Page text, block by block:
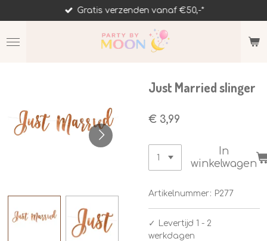
direct
naar
de
Gratis verzenden vanaf €50,-*
Just Married slinger
€ 3,99
In
winkelwagen
Artikelnummer: P277
✓
Levertijd 1 - 2
werkdagen